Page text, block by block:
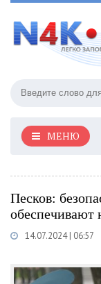
МЕНЮ
Песков:
обеспечивают
14.07.2024 | 06:57